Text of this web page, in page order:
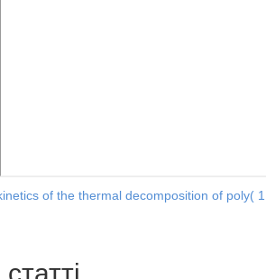
of the thermal decomposition of poly(